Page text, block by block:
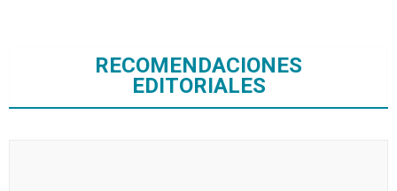
RECOMENDACIONES
EDITORIALES